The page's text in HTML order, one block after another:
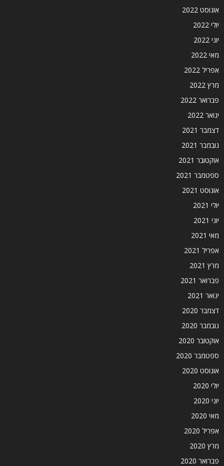
אוגוסט 2022
יולי 2022
יוני 2022
מאי 2022
אפריל 2022
מרץ 2022
פברואר 2022
ינואר 2022
דצמבר 2021
נובמבר 2021
אוקטובר 2021
ספטמבר 2021
אוגוסט 2021
יולי 2021
יוני 2021
מאי 2021
אפריל 2021
מרץ 2021
פברואר 2021
ינואר 2021
דצמבר 2020
נובמבר 2020
אוקטובר 2020
ספטמבר 2020
אוגוסט 2020
יולי 2020
יוני 2020
מאי 2020
אפריל 2020
מרץ 2020
פברואר 2020